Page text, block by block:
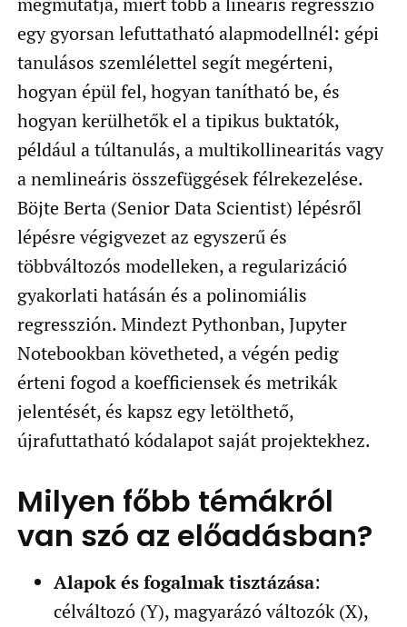
egy gyorsan lefuttatható alapmodellnél: gépi
tanulásos szemlélettel segít megérteni,
hogyan épül fel, hogyan tanítható be, és
hogyan kerülhetők el a tipikus buktatók,
például a túltanulás, a multikollinearitás vagy
a nemlineáris összefüggések félrekezelése.
Böjte Berta (Senior Data Scientist) lépésről
lépésre végigvezet az egyszerű és
többváltozós modelleken, a regularizáció
gyakorlati hatásán és a polinomiális
regresszión. Mindezt Pythonban, Jupyter
Notebookban követheted, a végén pedig
érteni fogod a koefficiensek és metrikák
jelentését, és kapsz egy letölthető,
újrafuttatható kódalapot saját projektekhez.
Milyen főbb témákról
van szó az előadásban?
Alapok és fogalmak tisztázása:
célváltozó (Y), magyarázó változók (X),